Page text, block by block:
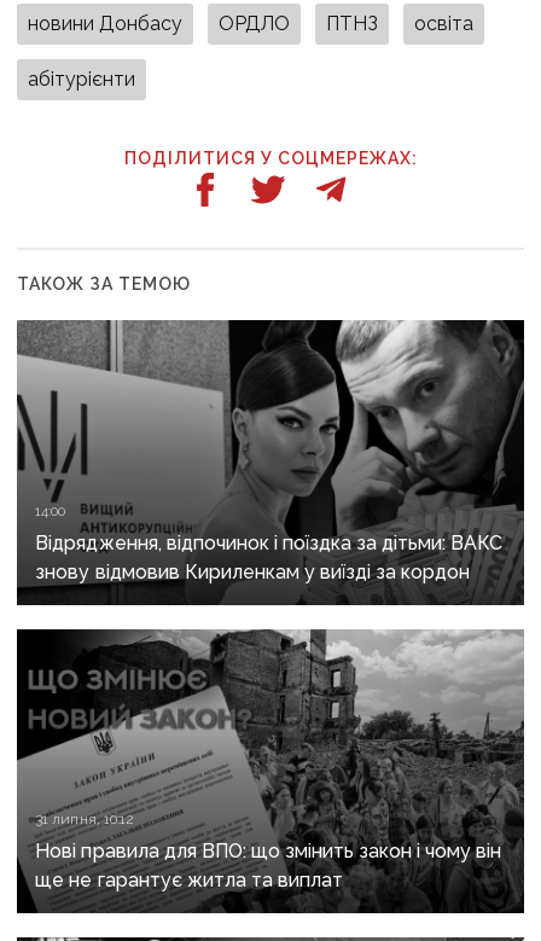
новини Донбасу ОРДЛО ПТНЗ освіта
абітурієнти
ПОДІЛИТИСЯ У СОЦМЕРЕЖАХ:
ТАКОЖ ЗА ТЕМОЮ
14:00
Відрядження, відпочинок і поїздка за дітьми: ВАКС
знову відмовив Кириленкам у виїзді за кордон
31 липня, 10:12
Нові правила для ВПО: що змінить закон і чому він
ще не гарантує житла та виплат